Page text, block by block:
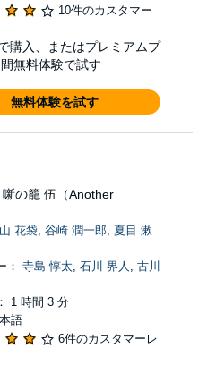
10件のカスタマー
購入、またはプレミアムプ
無料体験で試す
無料体験を試す
の籠 伍（Another
花袋, 谷崎 潤一郎, 夏目 漱
： 寺島 惇太, 石川 界人 , 古川
1 時間 3 分
語
6件のカスタマーレ